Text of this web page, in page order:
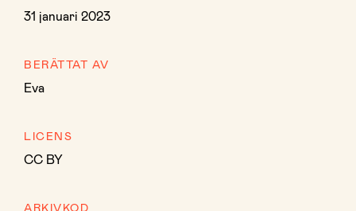
31 januari 2023
BERÄTTAT AV
Eva
LICENS
CC BY
ARKIVKOD